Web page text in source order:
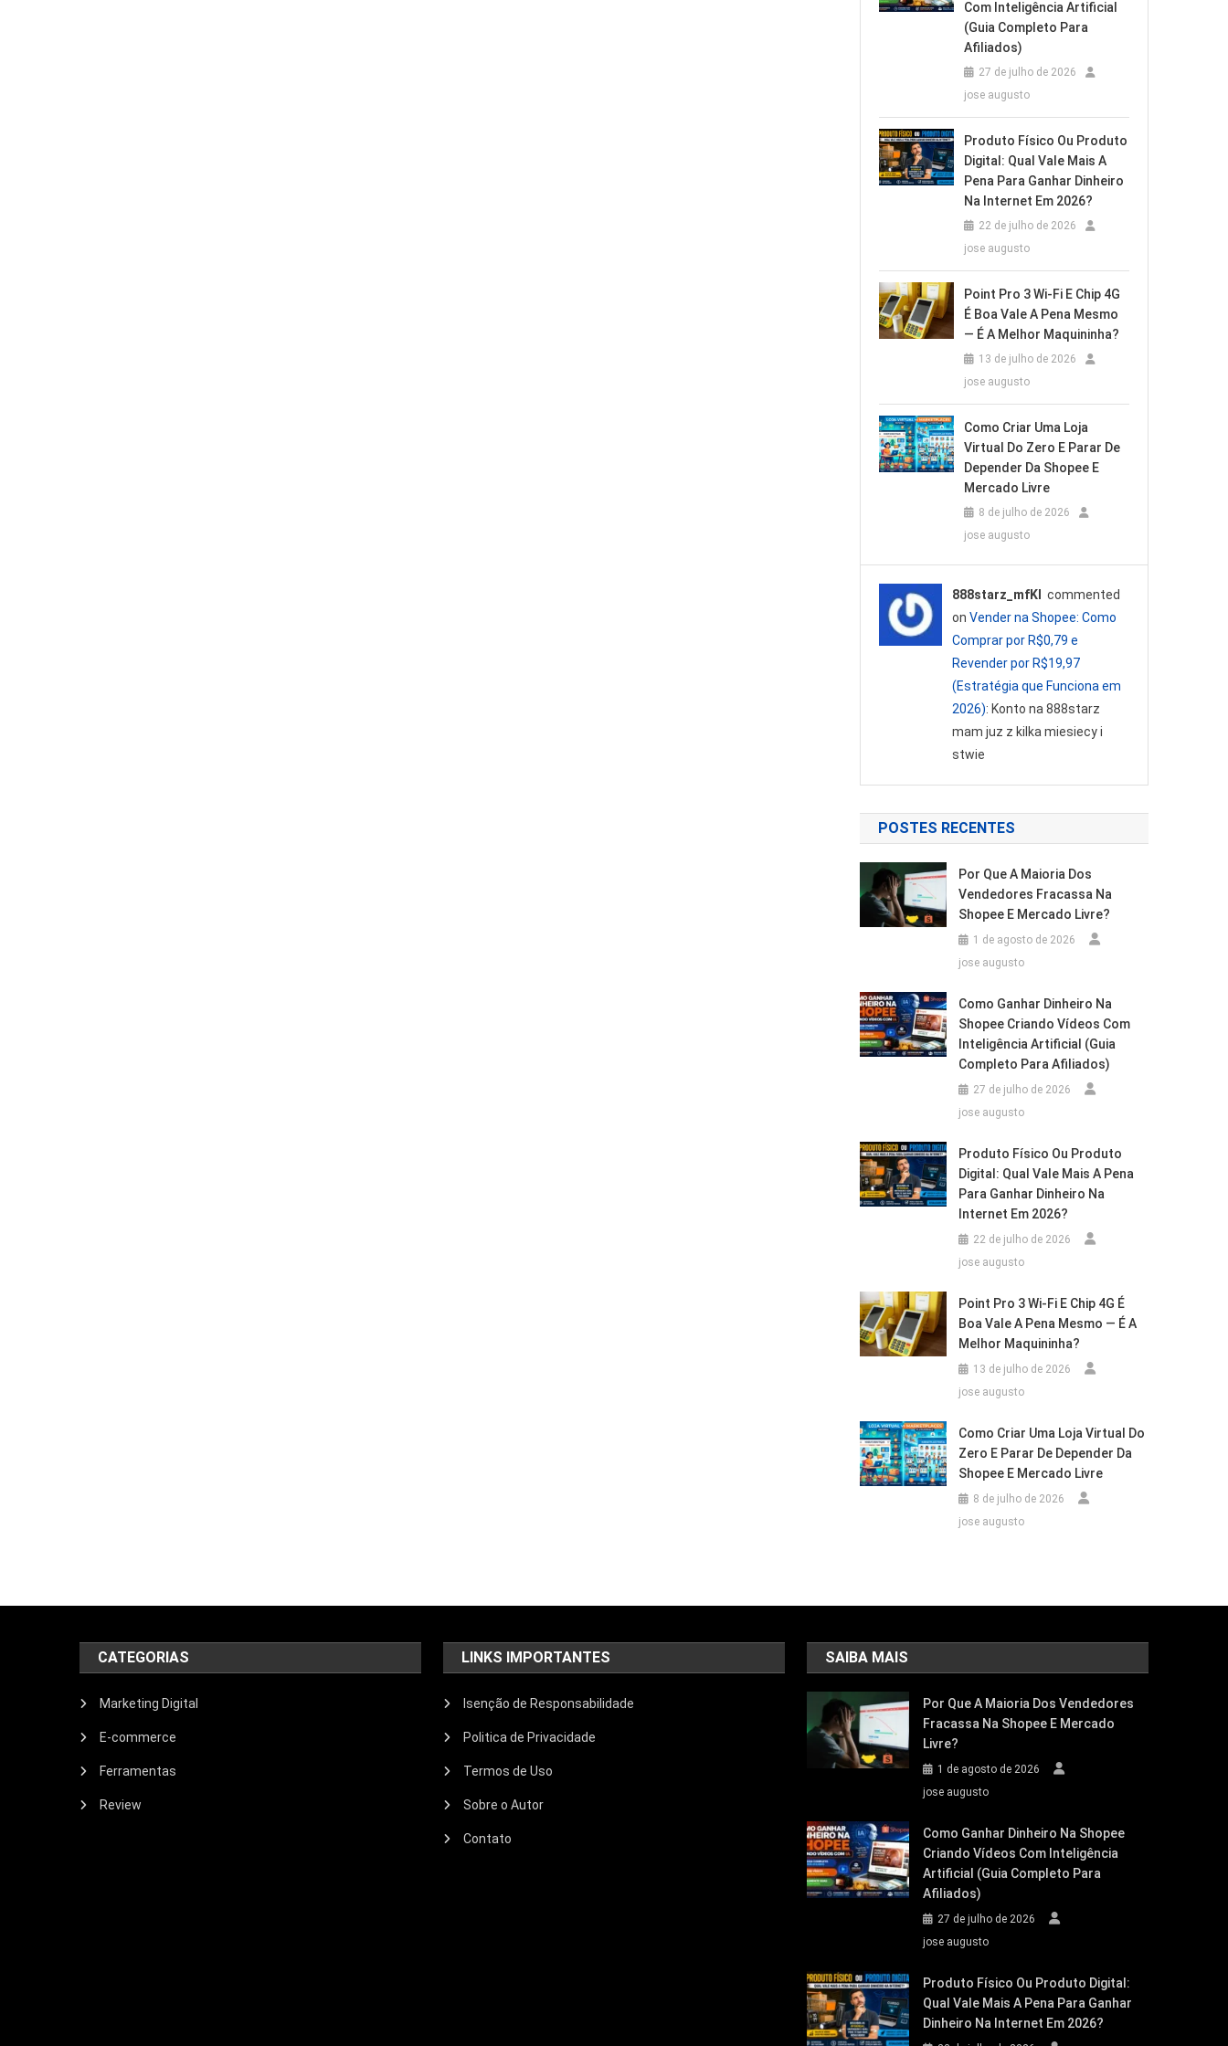
Com Inteligência Artificial
(Guia Completo Para
Afiliados)
27 de julho de 2026
jose augusto
Produto Físico Ou Produto
Digital: Qual Vale Mais A
Pena Para Ganhar Dinheiro
Na Internet Em 2026?
22 de julho de 2026
jose augusto
Point Pro 3 Wi‑Fi E Chip 4G
É Boa Vale A Pena Mesmo
— É A Melhor Maquininha?
13 de julho de 2026
jose augusto
Como Criar Uma Loja
Virtual Do Zero E Parar De
Depender Da Shopee E
Mercado Livre
8 de julho de 2026
jose augusto
888starz_mfKl
commented
on Vender na Shopee: Como
Comprar por R$0,79 e
Revender por R$19,97
(Estratégia que Funciona em
2026): Konto na 888starz
mam juz z kilka miesiecy i
stwie
POSTES RECENTES
Por Que A Maioria Dos
Vendedores Fracassa Na
Shopee E Mercado Livre?
1 de agosto de 2026
jose augusto
Como Ganhar Dinheiro Na
Shopee Criando Vídeos Com
Inteligência Artificial (Guia
Completo Para Afiliados)
27 de julho de 2026
jose augusto
Produto Físico Ou Produto
Digital: Qual Vale Mais A Pena
Para Ganhar Dinheiro Na
Internet Em 2026?
22 de julho de 2026
jose augusto
Point Pro 3 Wi‑Fi E Chip 4G É
Boa Vale A Pena Mesmo — É A
Melhor Maquininha?
13 de julho de 2026
jose augusto
Como Criar Uma Loja Virtual Do
Zero E Parar De Depender Da
Shopee E Mercado Livre
8 de julho de 2026
jose augusto
CATEGORIAS
Marketing Digital
E-commerce
Ferramentas
Review
LINKS IMPORTANTES
Isenção de Responsabilidade
Politica de Privacidade
Termos de Uso
Sobre o Autor
Contato
SAIBA MAIS
Por Que A Maioria Dos Vendedores
Fracassa Na Shopee E Mercado
Livre?
1 de agosto de 2026
jose augusto
Como Ganhar Dinheiro Na Shopee
Criando Vídeos Com Inteligência
Artificial (Guia Completo Para
Afiliados)
27 de julho de 2026
jose augusto
Produto Físico Ou Produto Digital:
Qual Vale Mais A Pena Para Ganhar
Dinheiro Na Internet Em 2026?